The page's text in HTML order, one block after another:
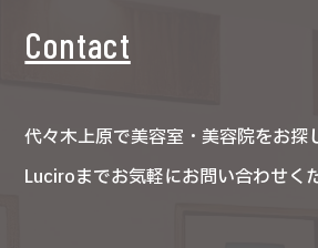
Contact
代々木上原で美容室・美容院をお探
Luciroまでお気軽にお問い合わせく